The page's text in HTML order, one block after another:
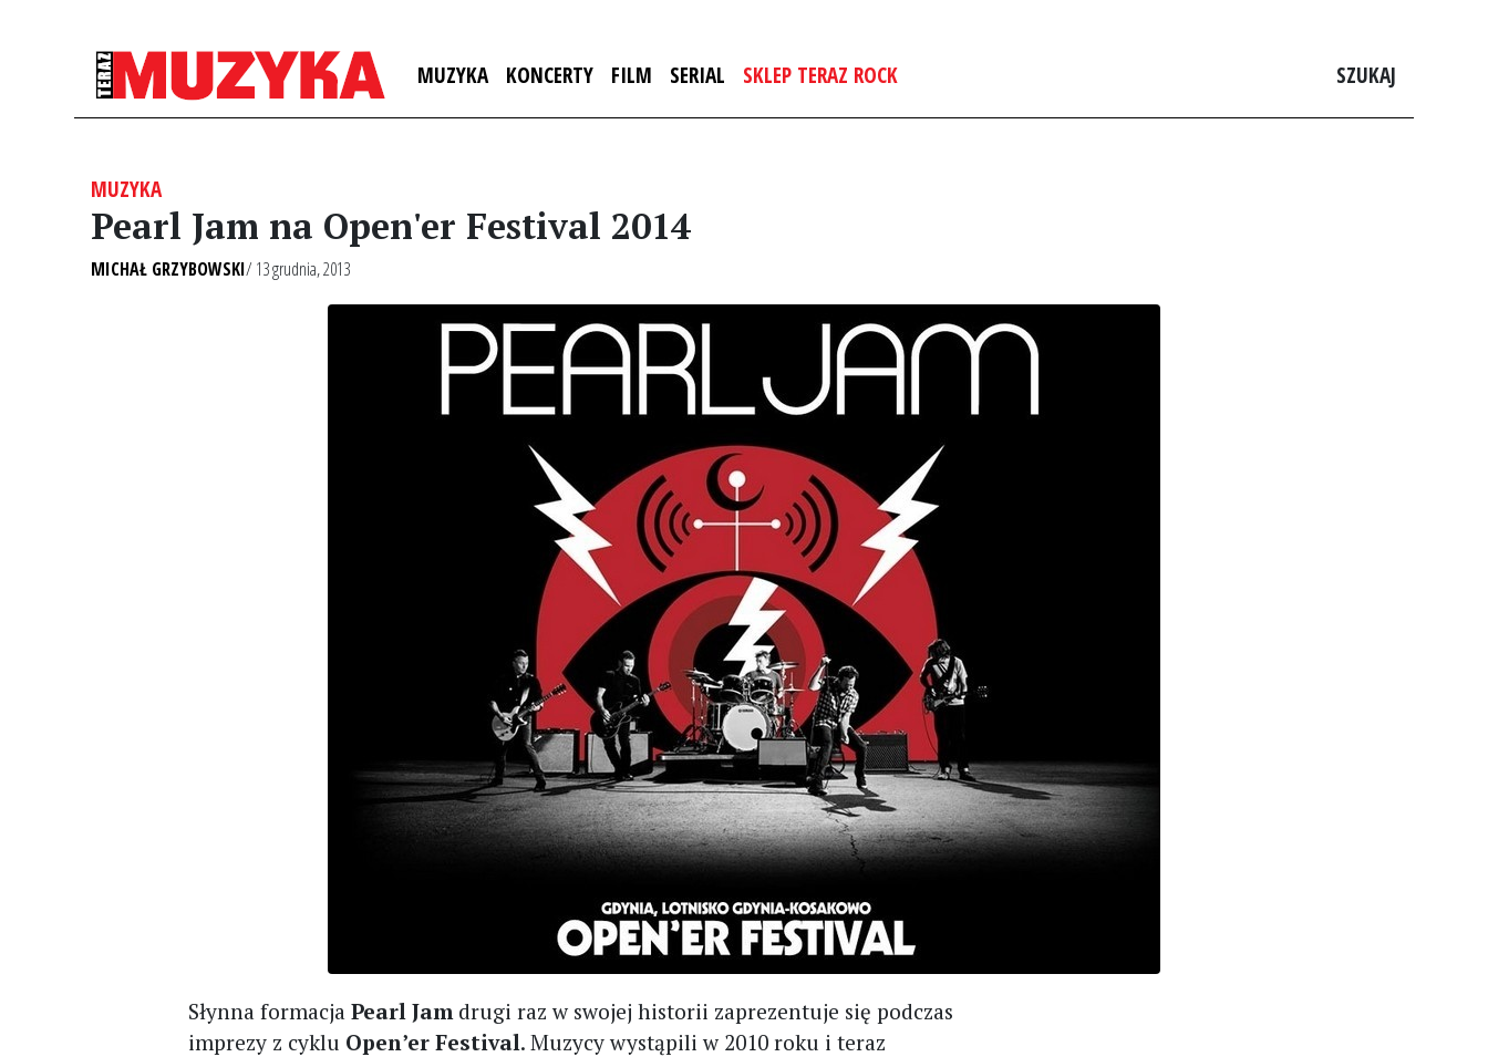
MUZYKA KONCERTY FILM SERIAL SKLEP TERAZ ROCK SZUKAJ
MUZYKA
Pearl Jam na Open'er Festival 2014
MICHAŁ GRZYBOWSKI/ 13 grudnia, 2013
Słynna formacjaPearl Jamdrugi raz w swojej historii zaprezentuje się podczas
imprezy z cyklu Open’er Festival. Muzycy wystąpili w 2010 roku i teraz